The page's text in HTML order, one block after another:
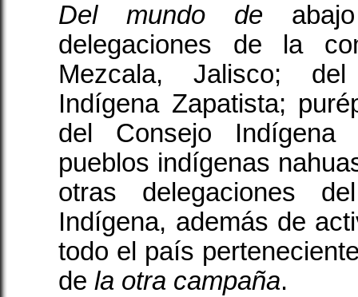
Del mundo de
delegaciones de la
Mezcala, Jalisco; del
Indígena Zapatista;
del Consejo Indígena
pueblos indígenas
otras delegaciones
Indígena, además de
todo el país
dela otra campaña.